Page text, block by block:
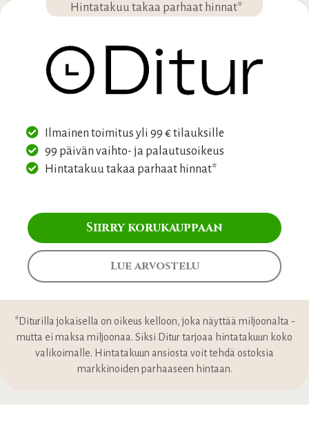
Hintatakuu takaa parhaat hinnat*
Ilmainen toimitus yli 99 € tilauksille
99 päivän vaihto- ja palautusoikeus
Hintatakuu takaa parhaat hinnat*
Siirry korukauppaan
Lue arvostelu
*Diturilla jokaisella on oikeus kelloon, joka näyttää miljoonalta -
mutta ei maksa miljoonaa. Siksi Ditur tarjoaa hintatakuun koko
valikoimalle. Hintatakuun ansiosta voit tehdä ostoksia
markkinoiden parhaaseen hintaan.